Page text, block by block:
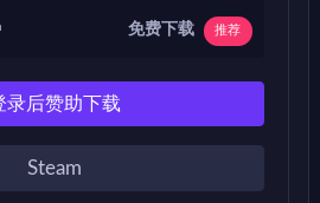
免费下载 推荐
录后赞助下载
Steam